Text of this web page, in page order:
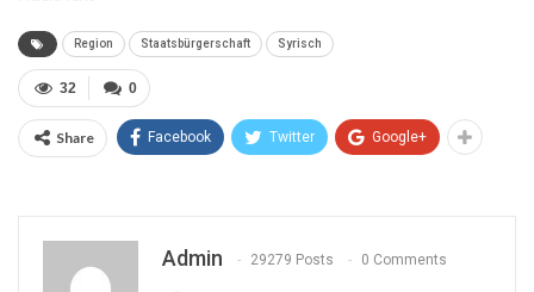
Region Staatsbürgerschaft Syrisch
0
32
Share Facebook Twitter Google+
Admin 29279 Posts 0 Comments